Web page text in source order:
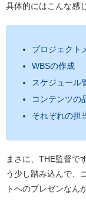
具体的にはこんな感
プロジェクト
WBSの作成
スケジュール
コンテンツの
それぞれの担
まさに、THE監督で
う少し踏み込んで、
トへのプレゼンなん